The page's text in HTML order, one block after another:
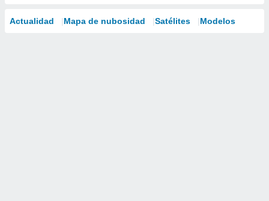
Actualidad Mapa de nubosidad Satélites Modelos